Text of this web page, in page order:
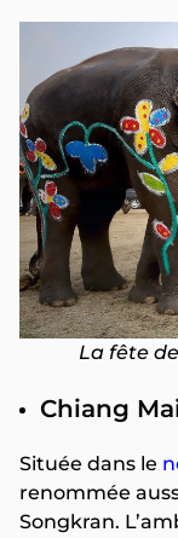
La fête
Chiang
Située dans le
renommée
Songkran.